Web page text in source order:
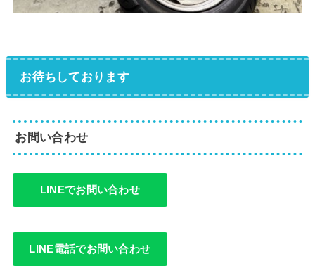
お待ちしております
お問い合わせ
LINEでお問い合わせ
LINE電話でお問い合わせ